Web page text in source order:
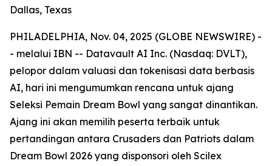
Dallas, Texas
PHILADELPHIA, Nov. 04, 2025 (GLOBE NEWSWIRE) -
- melalui IBN -- Datavault AI Inc. (Nasdaq: DVLT),
pelopor dalam valuasi dan tokenisasi data berbasis
AI, hari ini mengumumkan rencana untuk ajang
Seleksi Pemain Dream Bowl yang sangat dinantikan.
Ajang ini akan memilih peserta terbaik untuk
pertandingan antara Crusaders dan Patriots dalam
Dream Bowl 2026 yang disponsori oleh Scilex